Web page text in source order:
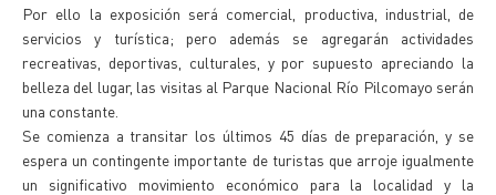
Por ello la exposición será comercial, productiva, industrial, de
servicios y turística; pero además se agregarán actividades
recreativas, deportivas, culturales, y por supuesto apreciando la
belleza del lugar, las visitas al Parque Nacional Río Pilcomayo serán
una constante.
Se comienza a transitar los últimos 45 días de preparación, y se
espera un contingente importante de turistas que arroje igualmente
un significativo movimiento económico para la localidad y la